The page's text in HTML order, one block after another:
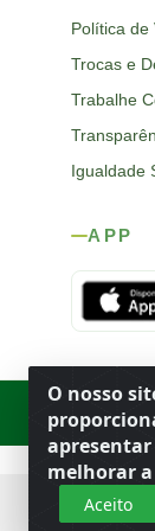
O nosso
melhorar
Aceito
Política de
Trocas e
Trabalhe
Igualdade
APP
Rod. SP-